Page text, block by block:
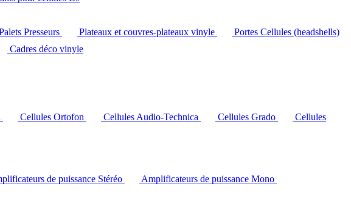
Presseurs Plateaux et couvres-plateaux vinyle
Portes Cellules (headshells)
Cadres déco vinyle
Cellules Ortofon Cellules Audio-Technica Cellules Grado
Cellules
de puissance Stéréo
Amplificateurs de puissance Mono